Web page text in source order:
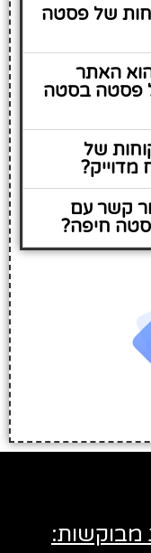
של פסטה
האתר
פסטה בסטה
של
קשר עם
חיפה?
מבוקשות: